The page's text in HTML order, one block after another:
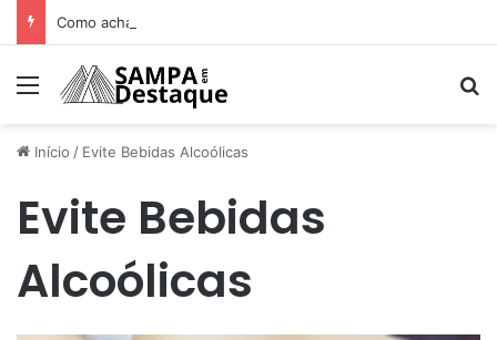
Menu
Início / Evite Bebidas Alcoólicas
Evite Bebidas
Alcoólicas